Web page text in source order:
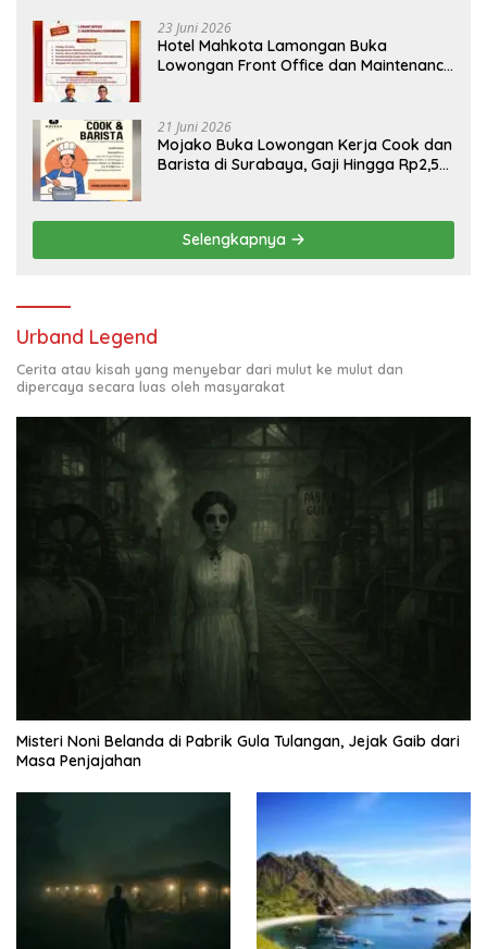
23 Juni 2026
Hotel Mahkota Lamongan Buka
Lowongan Front Office dan Maintenance
21 Juni 2026
Mojako Buka Lowongan Kerja Cook dan
Barista di Surabaya, Gaji Hingga Rp2,5
Selengkapnya
Urband Legend
Cerita atau kisah yang menyebar dari mulut ke mulut dan
dipercaya secara luas oleh masyarakat
Misteri Noni Belanda di Pabrik Gula Tulangan, Jejak Gaib dari
Masa Penjajahan